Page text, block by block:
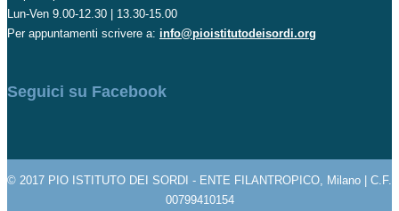
Lun-Ven 9.00-12.30 | 13.30-15.00
Per appuntamenti scrivere a: info@pioistitutodeisordi.org
Seguici su Facebook
© 2017 PIO ISTITUTO DEI SORDI - ENTE FILANTROPICO, Milano | C.F.
00799410154